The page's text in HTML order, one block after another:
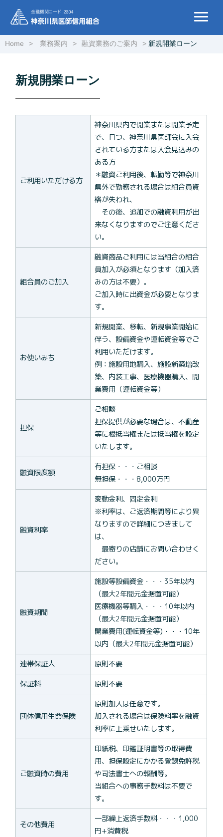
Home 業務案内 融資業務のご案内 新規開業ローン
新規開業ローン
ご利用いただける方
神奈川県内で開業または開業予定
で、且つ、神奈川県医師会に入会
されている方または入会見込みの
ある方
＊融資ご利用後、転勤等で神奈川
県外で勤務される場合は組合員資
格が失われ、
その後、追加での融資利用が出
来なくなりますのでご注意くださ
い。
組合員のご加入
融資商品ご利用には当組合の組合
員加入が必須となります（加入済
みの方は不要）。
ご加入時に出資金が必要となりま
す。
お使いみち
新規開業、移転、新規事業開始に
伴う、設備資金や運転資金等でご
利用いただけます。
例：施設用地購入、施設新築増改
築、内装工事、医療機器購入、開
業費用（運転資金等）
担保
ご相談
担保提供が必要な場合は、不動産
等に根抵当権または抵当権を設定
いたします。
融資限度額
有担保・・・ご相談
無担保・・・8,000万円
融資利率
変動金利、固定金利
※利率は、ご返済期間等により異
なりますので詳細につきまして
は、
最寄りの店舗にお問い合わせく
ださい。
融資期間
施設等設備資金・・・35年以内
（最大2年間元金据置可能）
医療機器等購入・・・10年以内
（最大2年間元金据置可能）
開業費用(運転資金等)・・・10年
以内（最大2年間元金据置可能）
連帯保証人
原則不要
保証料
原則不要
団体信用生命保険
原則加入は任意です。
加入される場合は保険料率を融資
利率に上乗せいたします。
ご融資時の費用
印紙税、印鑑証明書等の取得費
用、担保設定にかかる登録免許税
や司法書士への報酬等。
当組合への事務手数料は不要で
す。
その他費用
一部繰上返済手数料・・・1,000
円+消費税